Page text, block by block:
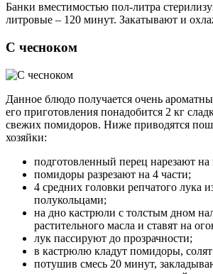
Банки вместимостью пол-литра
литровые – 120 минут. Закатывают и
С чесноком
Данное блюдо получается очень
его приготовления понадобится 2 кг
свежих помидоров. Ниже приводятся
хозяйки:
подготовленный перец нарезают
помидоры разрезают на 4 части;
4 средних головки репчатого лука
полукольцами;
на дно кастрюли с толстым дном
растительного масла и ставят на
лук пассируют до прозрачности;
в кастрюлю кладут помидоры,
потушив смесь 20 минут,